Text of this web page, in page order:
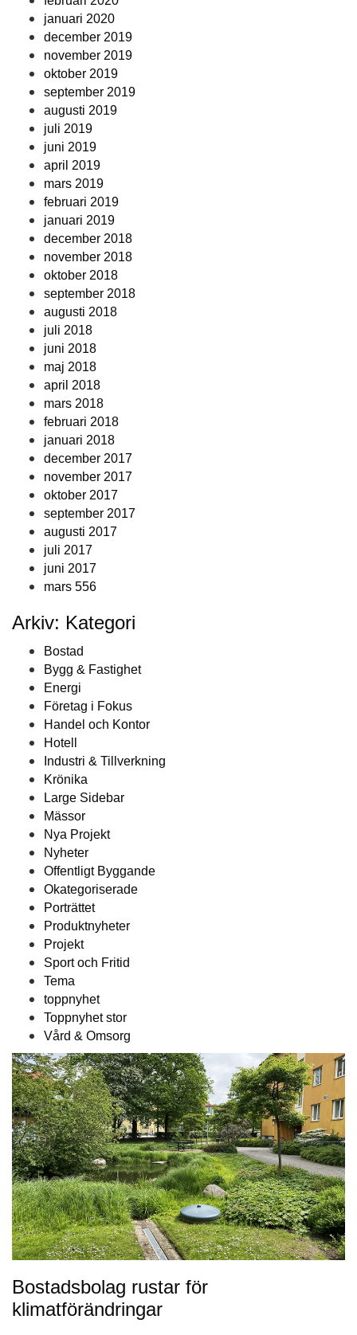
januari 2020
december 2019
november 2019
oktober 2019
september 2019
augusti 2019
juli 2019
juni 2019
april 2019
mars 2019
februari 2019
januari 2019
december 2018
november 2018
oktober 2018
september 2018
augusti 2018
juli 2018
juni 2018
maj 2018
april 2018
mars 2018
februari 2018
januari 2018
december 2017
november 2017
oktober 2017
september 2017
augusti 2017
juli 2017
juni 2017
mars 556
Arkiv: Kategori
Bostad
Bygg & Fastighet
Energi
Företag i Fokus
Handel och Kontor
Hotell
Industri & Tillverkning
Krönika
Large Sidebar
Mässor
Nya Projekt
Nyheter
Offentligt Byggande
Okategoriserade
Porträttet
Produktnyheter
Projekt
Sport och Fritid
Tema
toppnyhet
Toppnyhet stor
Vård & Omsorg
Bostadsbolag rustar för
klimatförändringar